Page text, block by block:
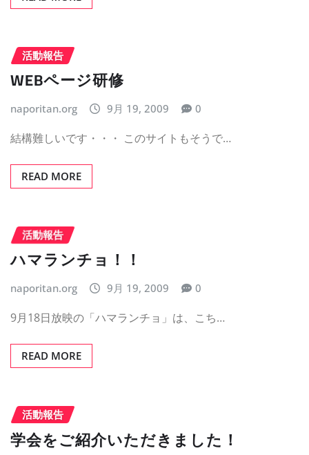
活動報告
WEBページ研修
naporitan.org 9月 19, 2009 0
結構難しいです・・・ このサイトもそうで…
READ MORE
活動報告
ハマランチョ！！
naporitan.org 9月 19, 2009 0
9月18日放映の「ハマランチョ」は、こち…
READ MORE
活動報告
学会をご紹介いただきました！